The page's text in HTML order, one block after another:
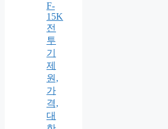
F-
15K
전
투
기
제
원,
가
격,
대